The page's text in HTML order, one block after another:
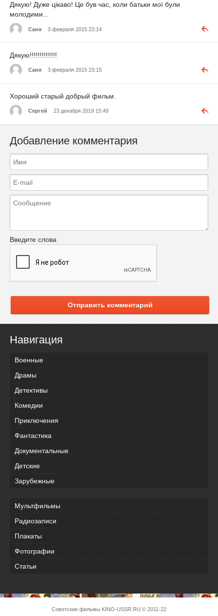
Дякую! Дуже цікаво! Це був час, коли батьки мої були
молодими...
Саня 3 февраля 2015 23:14
Дякую!!!!!!!!!!!!!!
Саня 3 февраля 2015 23:15
Хороший старый добрый фильм.
Сергей 23 декабря 2019 15:49
Добавление комментария
Введите слова
Отправить комментарий
Навигация
Военные
Драмы
Детективы
Комедии
Приключения
Фантастика
Документальные
Детские
Зарубежные
Мультфильмы
Радиозаписи
Плакаты
Фотографии
Статьи
Советские фильмы KINO-USSR.RU © 2011-22